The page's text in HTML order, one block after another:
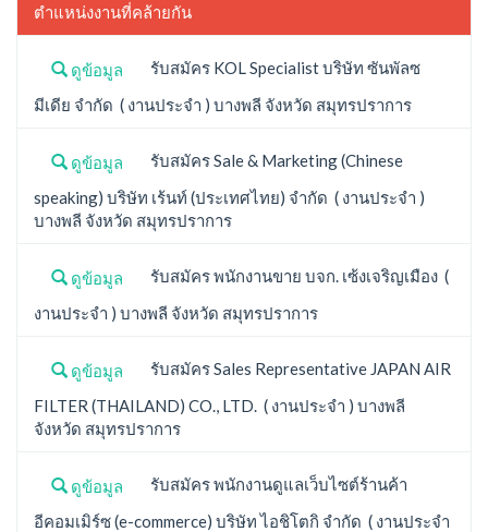
ตำแหน่งงานที่คล้ายกัน
ดูข้อมูล
รับสมัคร KOL Specialist บริษัท ซันพัลซ
มีเดีย จำกัด ( งานประจำ ) บางพลี จังหวัด สมุทรปราการ
ดูข้อมูล
รับสมัคร Sale & Marketing (Chinese
speaking) บริษัท เร้นท์ (ประเทศไทย) จำกัด ( งานประจำ )
บางพลี จังหวัด สมุทรปราการ
ดูข้อมูล
รับสมัคร พนักงานขาย บจก. เซ้งเจริญเมือง (
งานประจำ ) บางพลี จังหวัด สมุทรปราการ
ดูข้อมูล
รับสมัคร Sales Representative JAPAN AIR
FILTER (THAILAND) CO., LTD. ( งานประจำ ) บางพลี
จังหวัด สมุทรปราการ
ดูข้อมูล
รับสมัคร พนักงานดูแลเว็บไซต์ร้านค้า
อีคอมเมิร์ซ (e-commerce) บริษัท ไอชิโตกิ จำกัด ( งานประจำ